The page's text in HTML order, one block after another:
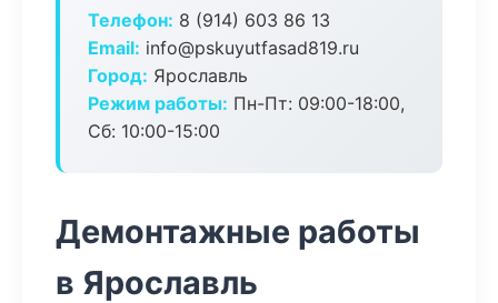
Телефон: 8 (914) 603 86 13
Email: info@pskuyutfasad819.ru
Город: Ярославль
Режим работы: Пн-Пт: 09:00-18:00,
Сб: 10:00-15:00
Демонтажные работы
в Ярославль